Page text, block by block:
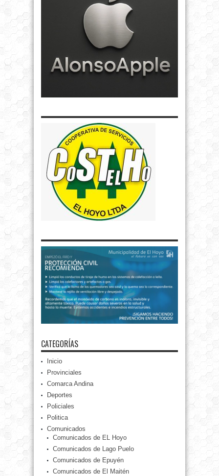
CATEGORÍAS
Inicio
Provinciales
Comarca Andina
Deportes
Policiales
Politica
Comunicados
Comunicados de EL Hoyo
Comunicados de Lago Puelo
Comunicados de Epuyén
Comunicados de El Maitén